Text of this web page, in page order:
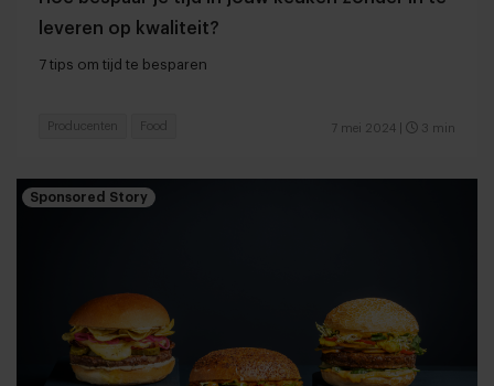
leveren op kwaliteit?
7 tips om tijd te besparen
7 mei 2024 3 min
Producenten Food
Sponsored Story